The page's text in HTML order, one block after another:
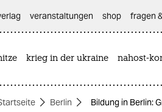
veranstaltungen shop fragen
krieg in der ukraine nahost-
Berlin Bildung in Berlin: